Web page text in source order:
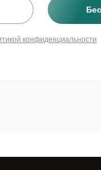
конфиденциальности